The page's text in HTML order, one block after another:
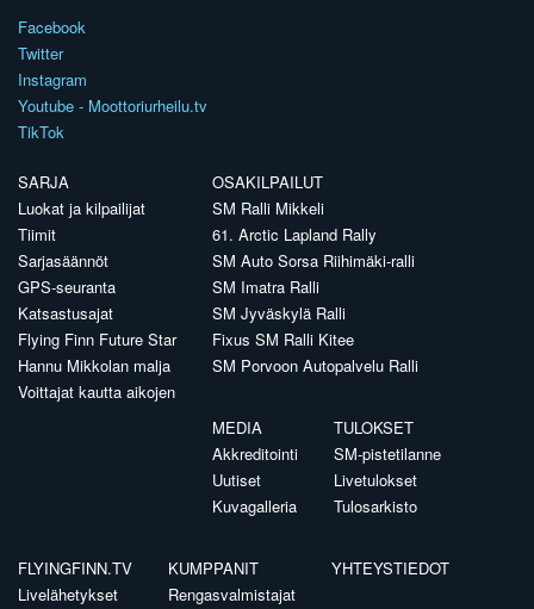
Facebook
Twitter
Instagram
Youtube - Moottoriurheilu.tv
TikTok
SARJA
Luokat ja kilpailijat
Tiimit
Sarjasäännöt
GPS-seuranta
Katsastusajat
Flying Finn Future Star
Hannu Mikkolan malja
Voittajat kautta aikojen
OSAKILPAILUT
SM Ralli Mikkeli
61. Arctic Lapland Rally
SM Auto Sorsa Riihimäki-ralli
SM Imatra Ralli
SM Jyväskylä Ralli
Fixus SM Ralli Kitee
SM Porvoon Autopalvelu Ralli
MEDIA
Akkreditointi
Uutiset
Kuvagalleria
TULOKSET
SM-pistetilanne
Livetulokset
Tulosarkisto
FLYINGFINN.TV
Livelähetykset
KUMPPANIT
Rengasvalmistajat
YHTEYSTIEDOT